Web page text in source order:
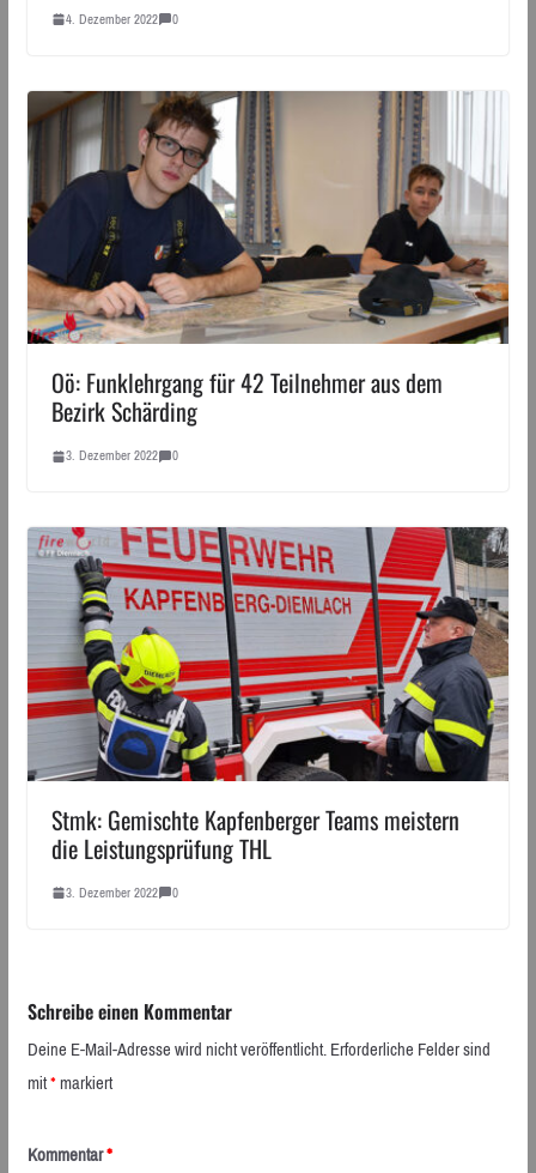
4. Dezember 2022 0
Oö: Funklehrgang für 42 Teilnehmer aus dem
Bezirk Schärding
3. Dezember 2022 0
Stmk: Gemischte Kapfenberger Teams meistern
die Leistungsprüfung THL
3. Dezember 2022 0
Schreibe einen Kommentar
Deine E-Mail-Adresse wird nicht veröffentlicht.Erforderliche Felder sind
mit*markiert
Kommentar*